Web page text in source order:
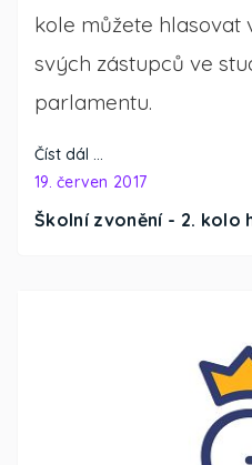
Školní zvonění - 2. kolo
19. červen 2017
kole můžete hlasovat
svých zástupců ve
parlamentu.
Číst dál …